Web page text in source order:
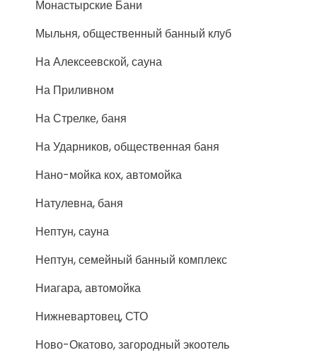
Монастырские Бани
Мыльня, общественный банный клуб
На Алексеевской, сауна
На Приливном
На Стрелке, баня
На Ударников, общественная баня
Нано-мойка кох, автомойка
Натулевна, баня
Нептун, сауна
Нептун, семейный банный комплекс
Ниагара, автомойка
Нижневартовец, СТО
Ново-Окатово, загородный экоотель